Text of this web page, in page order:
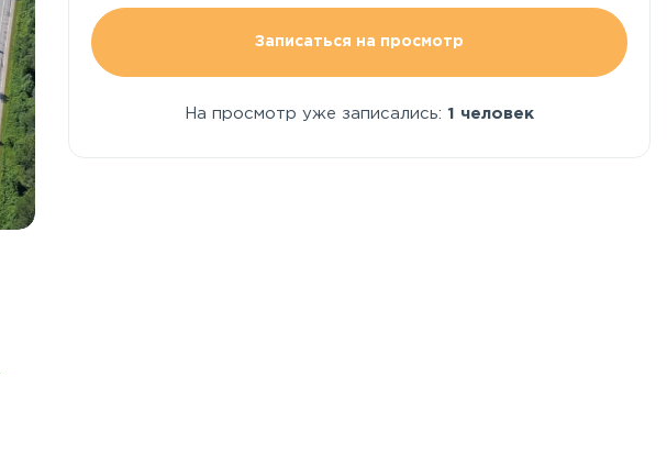
Записаться на просмотр
На просмотр уже записались: 1 человек